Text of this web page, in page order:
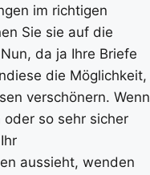
im richtigen
Sie sie auf die
da ja Ihre Briefe
die Möglichkeit,
verschönern. Wenn
so sehr sicher
aussieht, wenden